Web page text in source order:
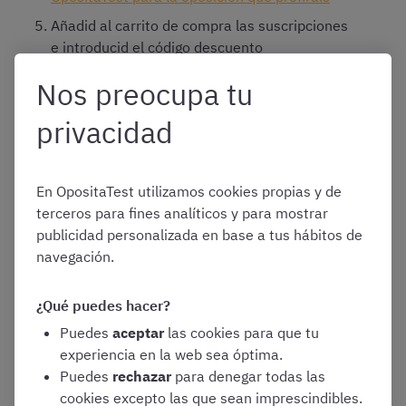
Añadid al carrito de compra las suscripciones
e introducid el código descuento
forma automática
rellenar con el código promocional.
Nos preocupa tu
privacidad
En OpositaTest utilizamos cookies propias y de
terceros para fines analíticos y para mostrar
publicidad personalizada en base a tus hábitos de
navegación.
¿Qué puedes hacer?
Puedes aceptar las cookies para que tu
experiencia en la web sea óptima.
Puedes rechazar para denegar todas las
cookies excepto las que sean imprescindibles.